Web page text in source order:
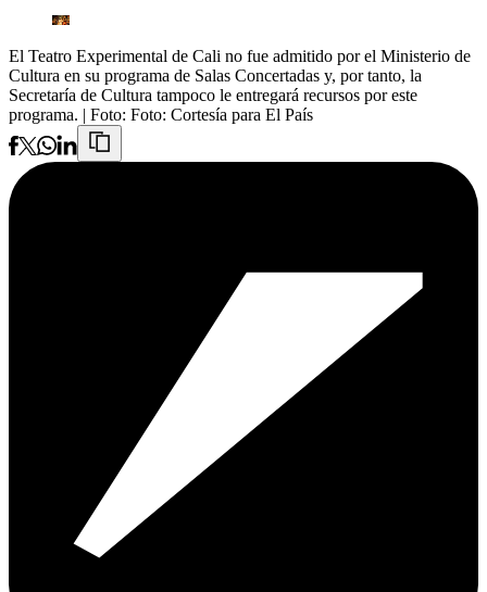
El Teatro Experimental de Cali no fue admitido por el Ministerio de
Cultura en su programa de Salas Concertadas y, por tanto, la
Secretaría de Cultura tampoco le entregará recursos por este
programa. | Foto: Foto: Cortesía para El País